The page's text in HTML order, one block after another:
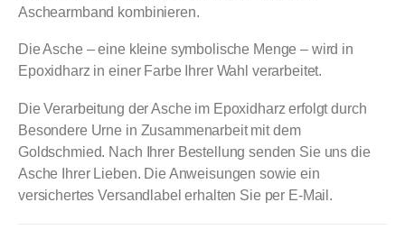
Aschearmband kombinieren.
Die Asche – eine kleine symbolische Menge – wird in
Epoxidharz in einer Farbe Ihrer Wahl verarbeitet.
Die Verarbeitung der Asche im Epoxidharz erfolgt durch
Besondere Urne in Zusammenarbeit mit dem
Goldschmied. Nach Ihrer Bestellung senden Sie uns die
Asche Ihrer Lieben. Die Anweisungen sowie ein
versichertes Versandlabel erhalten Sie per E-Mail.